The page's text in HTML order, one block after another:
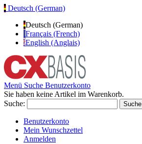
Deutsch (German)
Deutsch (German)
Français (French)
English (Anglais)
Menü Suche Benutzerkonto
Sie haben keine Artikel im Warenkorb.
Suche:
Suche
Benutzerkonto
Mein Wunschzettel
Anmelden